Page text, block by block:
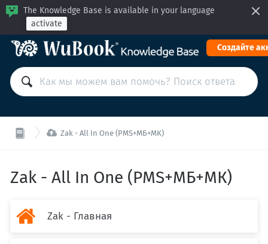
The Knowledge Base is available in your language
activate
Cоздайте
 Zak - All In One (PMS+МБ+МК)
Zak - All In One (PMS+МБ+МК)
 Zak - Главная